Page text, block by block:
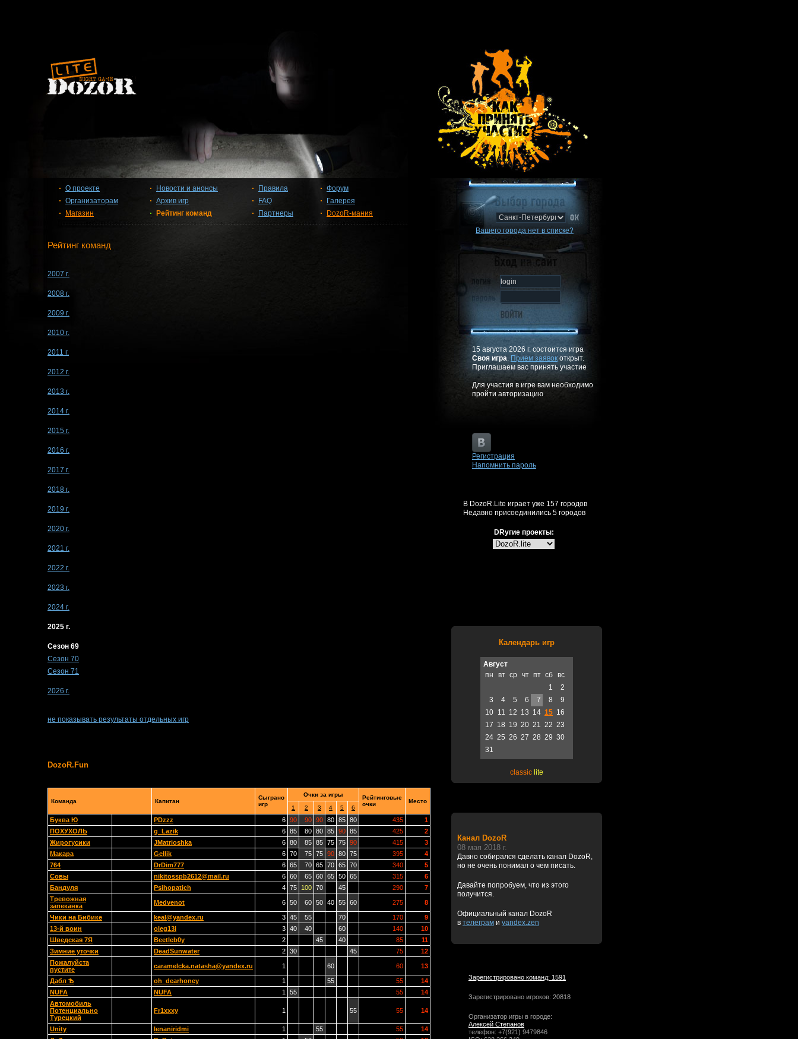
О проекте
Организаторам
Магазин
Новости и анонсы
Архив игр
Рейтинг команд
Правила
FAQ
Партнеры
Форум
Галерея
DozoR-мания
Рейтинг команд
2007 г.
2008 г.
2009 г.
2010 г.
2011 г.
2012 г.
2013 г.
2014 г.
2015 г.
2016 г.
2017 г.
2018 г.
2019 г.
2020 г.
2021 г.
2022 г.
2023 г.
2024 г.
2025 г.
Сезон 69
Сезон 70
Сезон 71
2026 г.
не показывать результаты отдельных игр
DozoR.Fun
Команда Капитан
Сыграно
игр
Очки за игры
Рейтинговые
очки
Место
1
2 3 4 5 6
Буква Ю PDzzz 6 90 90 90 80 85 80 435
1
ПОХУХОЛЬ
g_Lazik 6 85 80 80 85 90 85 425
2
Жирогусики
JMatrioshka 6 80 85 85 75 75 90 415
3
Макара
Gellik 6 70 75 75 90 80 75 395
4
764
DrDim777 6 65 70 65 70 65 70 340
5
Совы
nikitosspb2612@mail.ru 6 60 65 60 65 50 65 315
6
Бандуля
Psihopatich 4 75 100 70 45 290
7
Тревожная
запеканка
Medvenot 6 50 60 50 40 55 60 275 8
Чики на Бибике keal@yandex.ru 3 45 55 70 170
9
13-й воин
oleg13i 3 40 40 60 140
10
Шведская 7Я
Beetleb0y 2 45 40 85
11
Зимние уточки
DeadSunwater 2 30 45 75
12
Пожалуйста
пустите
caramelcka.natasha@yandex.ru 1 60 60 13
Дабл Ѣ oh_dearhoney 1 55 55
14
NUFA
NUFA 1 55 55
14
Автомобиль
Потенциально
Турецкий
Fr1xxxy 1 55 55 14
Unity lenaniridmi 1 55 55
14
Вашего города нет в списке?
15 августа 2026 г. состоится игра
Своя игра. Прием заявок открыт.
Приглашаем вас принять участие
Для участия в игре вам необходимо
пройти авторизацию
Регистрация
Напомнить пароль
В DozoR.Lite играет уже 157 городов
Недавно присоединились 5 городов
DRугие проекты:
Календарь игр
Август
пн
вт ср чт пт сб вс
1
2
3
4 5 6 7 8
9
10 11 12 13 14 15 16
17 18 19 20 21 22 23
24 25 26 27 28 29 30
31
classic lite
Канал DozoR
08 мая 2018 г.
Давно собирался сделать канал DozoR,
но не очень понимал о чем писать.
Давайте попробуем, что из этого
получится.
Официальный канал DozoR
в телеграм и yandex.zen
Зарегистрировано команд: 1591
Зарегистрировано игроков: 20818
Организатор игры в городе:
Алексей Степанов
телефон: +7(921) 9479846